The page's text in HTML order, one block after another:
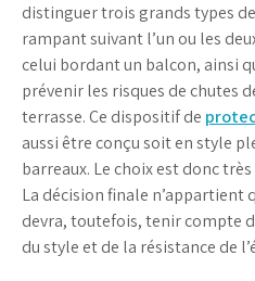
distinguer trois grands types
rampant suivant l’un ou les
celui bordant un balcon, ainsi
prévenir les risques de chutes
terrasse. Ce dispositif de
aussi être conçu soit en style
barreaux. Le choix est donc
La décision finale n’appartient
devra, toutefois, tenir compte
du style et de la résistance de